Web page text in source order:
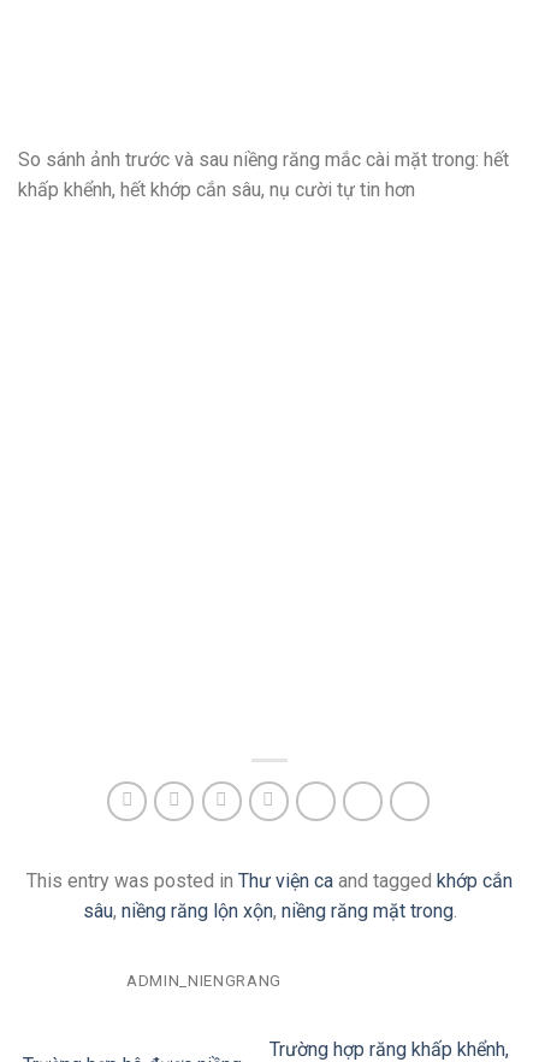
So sánh ảnh trước và sau niềng răng mắc cài mặt trong: hết
khấp khểnh, hết khớp cắn sâu, nụ cười tự tin hơn
This entry was posted in Thư viện ca and tagged khớp cắn
sâu, niềng răng lộn xộn, niềng răng mặt trong.
ADMIN_NIENGRANG
Trường hợp răng khấp khểnh,